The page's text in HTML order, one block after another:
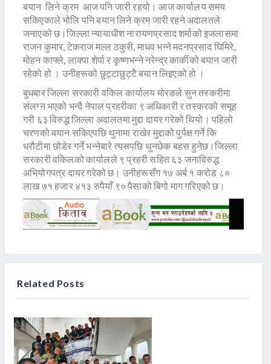
बयान लिने क्रम आज पनि जारी रहयो। आज कार्यालय समय
सकिएकाले भोलि पनि बयान लिने क्रम जारी रहने अदालतले
जनाएको छ।जिल्ला न्यायाधीश नारायणप्रसाद शर्माको इजलासमा
राजन कुमार, टेकराज मल्ल ठकुरी, माधव भन्ने मदनप्रसाद घिमिरे,
मोहन काफ्ले, लाक्पा शेर्पा र कृष्णभन्ने नरेन्द्र कार्कीको बयान जारी
रहेको हो । उनीहरूको छुट्टाछुट्टै बयान लिइएको हो ।
बुधबार जिल्ला सरकारी वकिल कार्यालय मोरङले सुन तस्करीमा
संलग्न भएको भन्दै नेपाल प्रहरीका ९ अधिकारी र तस्करको समूह
गरी ६३ विरुद्ध जिल्ला अदालतमा मुद्दा दायर गरेको थियो। पहिलो
चरणको बयान सकिएपछि थुनामा राखेर मुद्दाको पुर्पक्ष गर्ने कि
धरौटीमा छोडेर गर्ने भन्नेबारे त्यसपछि थुनछेक बहस हुनेछ।जिल्ला
सरकारी वकिलको कार्यालले ९ प्रहरी सहित ६३ जनाविरुद्ध
अभियोगपत्र दायर गरेको छ। उनीहरूसँग १७ अर्ब १ करोड ८०
लाख ७१ हजार ४१३ रुपैयाँ ९० पैसाको बिगो माग गरिएको छ।
Related Posts